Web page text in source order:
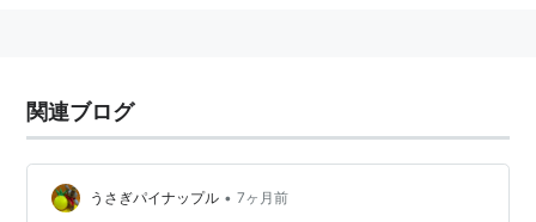
関連ブログ
うさぎパイナップル • 7ヶ月前